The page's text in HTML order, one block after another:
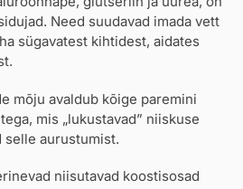
Need suudavad imada vett
sügavatest kihtidest, aidates
mõju avaldub kõige paremini
mis „lukustavad” niiskuse
selle aurustumist.
niisutavad koostisosad